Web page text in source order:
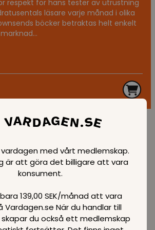
med vårt medlemskap.
är att göra det billigare att vara
konsument.
139,00 SEK/månad att vara
Vardagen.se När du handlar till
du också ett medlemskap
respekt för hans tester av utrustning
läsare varje månad i olika
böcker betraktas helt enkelt